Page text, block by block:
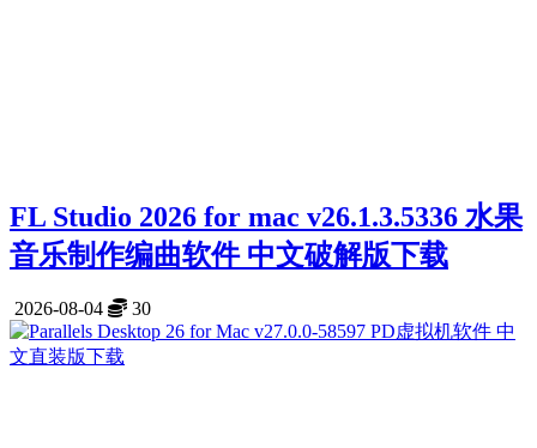
FL Studio 2026 for mac v26.1.3.5336 水果
音乐制作编曲软件 中文破解版下载
2026-08-04 30